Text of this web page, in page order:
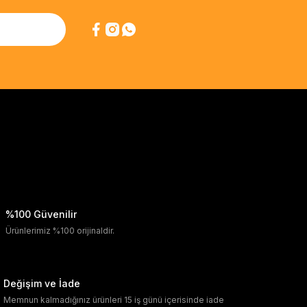
%100 Güvenilir
Ürünlerimiz %100 orijinaldir.
Değişim ve İade
Memnun kalmadığınız ürünleri 15 iş günü içerisinde iade